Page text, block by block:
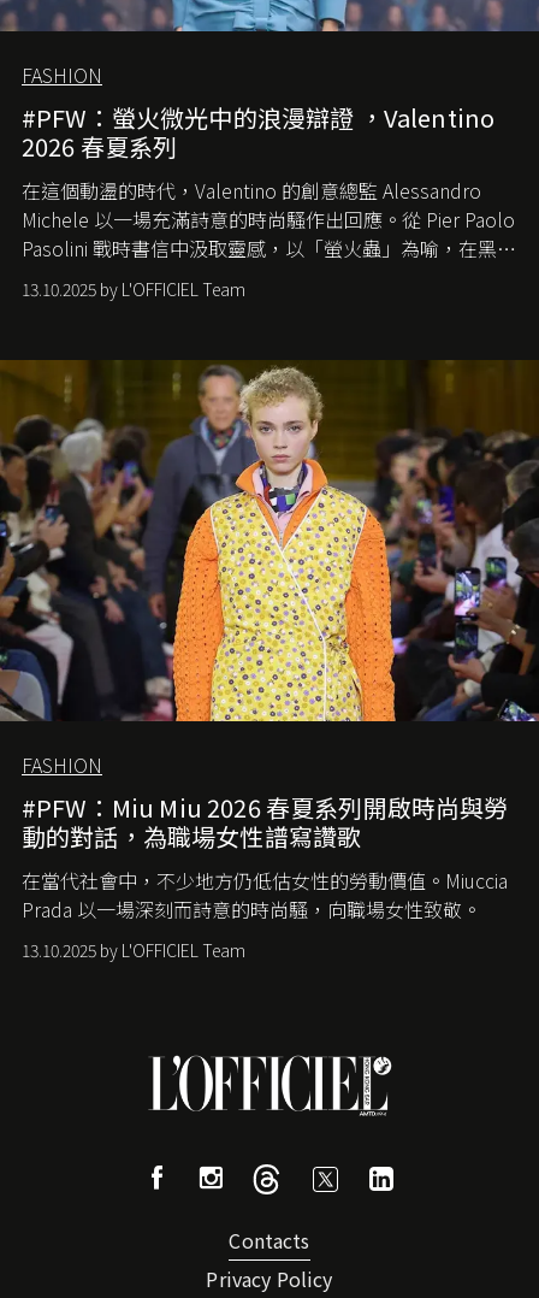
FASHION
#PFW：螢火微光中的浪漫辯證 ，Valentino
2026 春夏系列
在這個動盪的時代， Valentino 的創意總監 Alessandro
Michele 以一場充滿詩意的時尚騷作出回應。從 Pier Paolo
Pasolini 戰時書信中汲取靈感，以「螢火蟲」為喻，在黑暗
中找尋希望的微光。
13.10.2025 by L'OFFICIEL Team
FASHION
#PFW：Miu Miu 2026 春夏系列開啟時尚與勞
動的對話，為職場女性譜寫讚歌
在當代社會中，不少地方仍低估女性的勞動價值。 Miuccia
Prada 以一場深刻而詩意的時尚騷，向職場女性致敬。
13.10.2025 by L'OFFICIEL Team
Contacts
Privacy Policy